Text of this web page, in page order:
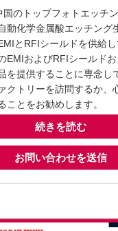
のトップフォトエッチ
動化学金属酸エッチング
とRFIシールドを供給
EMIおよびRFIシールド
を提供することに専念し
クトリーを訪問するか、
ことをお勧めします。
続きを読む
お問い合わせを送信